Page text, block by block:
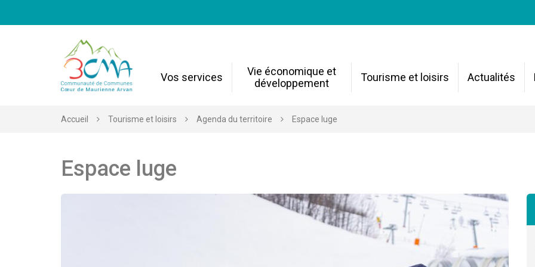
Vos services
Vie économique et
développement
Tourisme et loisirs Actualités
Accueil Tourisme et loisirs Agenda du territoire Espace luge
Espace luge